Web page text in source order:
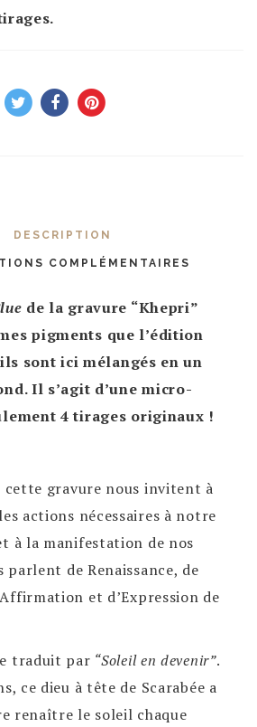
DESCRIPTION
COMPLÉMENTAIRES
de la gravure “Khepri”
pigments que l’édition
sont ici mélangés en un
Il s’agit d’une micro-
4 tirages originaux !
cette gravure nous invitent à
actions nécessaires à notre
à la manifestation de nos
parlent de Renaissance, de
et d’Expression de
traduit par “Soleil en devenir”.
ce dieu à tête de Scarabée a
renaître le soleil chaque